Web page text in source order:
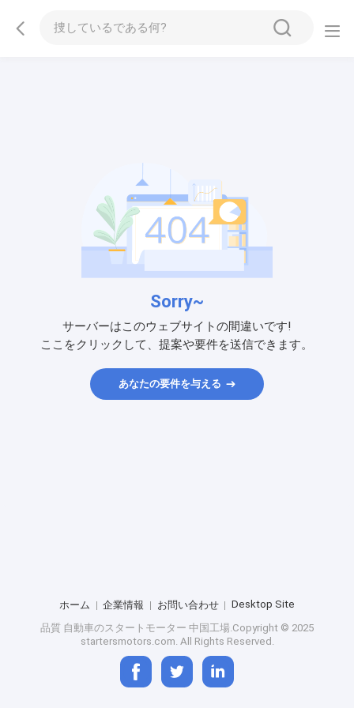
Sorry~
サーバーはこのウェブサイトの間違いです!
ここをクリックして、提案や要件を送信できます。
あなたの要件を与える
ホーム 企業情報 お問い合わせ Desktop Site
品質 自動車のスタートモーター 中国工場.Copyright © 2025
startersmotors.com. All Rights Reserved.